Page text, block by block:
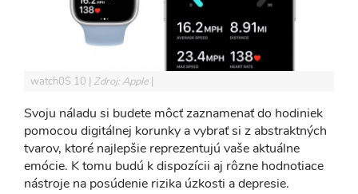
watch0S 10 Zdroj: Apple
Svoju náladu si budete môcť zaznamenať do hodiniek
pomocou digitálnej korunky a vybrať si z abstraktných
tvarov, ktoré najlepšie reprezentujú vaše aktuálne
emócie. K tomu budú k dispozícii aj rôzne hodnotiace
nástroje na posúdenie rizika úzkosti a depresie.